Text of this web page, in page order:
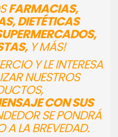
FARMACIAS,
DIETÉTICAS
Y MÁS!
Y LE INTERESA
NUESTROS
CON SUS
SE PONDRÁ
A LA BREVEDAD.